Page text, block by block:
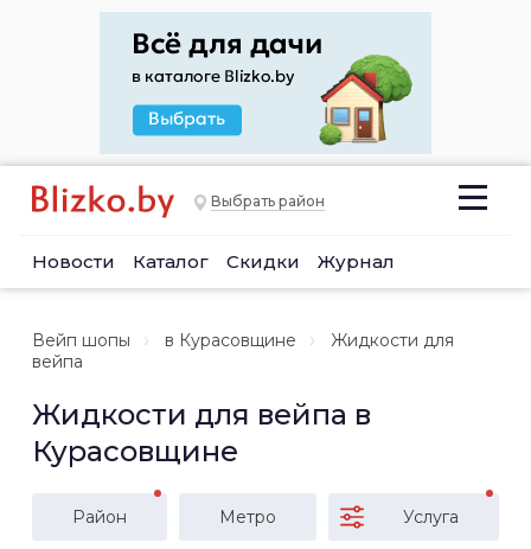
Выбрать район
Новости Каталог Скидки Журнал
Вейп шопы в Курасовщине
Жидкости для
вейпа
Жидкости для вейпа в
Курасовщине
Район Метро Услуга